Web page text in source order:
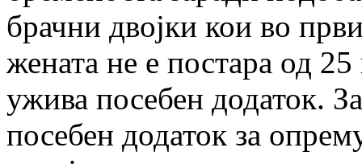
брачни двојки кои во
жената не е постара од
ужива посебен додаток.
посебен додаток за